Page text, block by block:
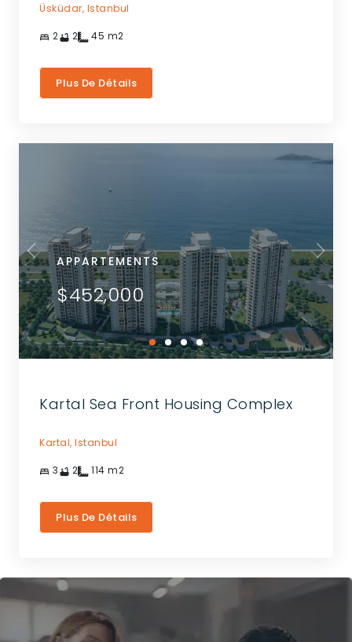
Üsküdar, Istanbul
2 2 45 m2
Plus De Détails
APPARTEMENTS
$452,000
Kartal Sea Front Housing Complex
Kartal, Istanbul
3 2 114 m2
Plus De Détails